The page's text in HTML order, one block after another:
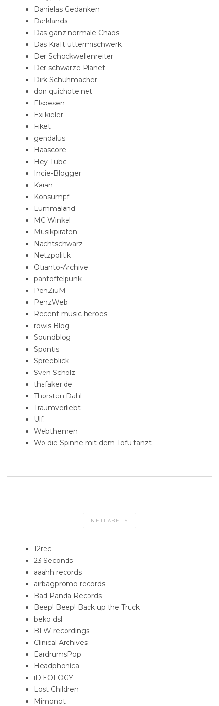
Danielas Gedanken
Darklands
Das ganz normale Chaos
Das Kraftfuttermischwerk
Der Schockwellenreiter
Der schwarze Planet
Dirk Schuhmacher
don quichote.net
Elsbesen
Exilkieler
Fiket
gendalus
Haascore
Hey Tube
Indie-Blogger
Karan
Konsumpf
Lummaland
MC Winkel
Musikpiraten
Nachtschwarz
Netzpolitik
Otranto-Archive
pantoffelpunk
PenZiuM
PenzWeb
Recent music heroes
rowis Blog
Soundblog
Spontis
Spreeblick
Sven Scholz
thafaker.de
Thorsten Dahl
Traumverliebt
Ulf.
Webthemen
Wo die Spinne mit dem Tofu tanzt
NETLABELS
12rec
23 Seconds
aaahh records
airbagpromo records
Bad Panda Records
Beep! Beep! Back up the Truck
beko dsl
BFW recordings
Clinical Archives
EardrumsPop
Headphonica
iD.EOLOGY
Lost Children
Mimonot